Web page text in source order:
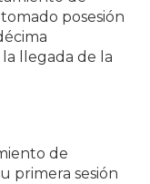
posesión
llegada de la
de
primera sesión